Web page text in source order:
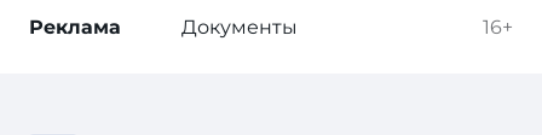
16+
Реклама Документы